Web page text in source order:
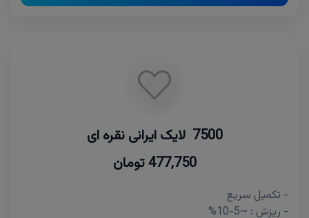
7500 لایک ایرانی نقره ای
477,750 تومان
- تکمیل سریع
- ریزش : ~5-10%